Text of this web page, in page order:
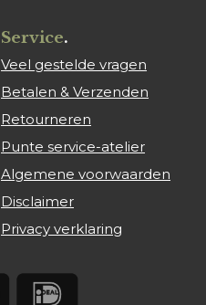
Service.
Veel gestelde vragen
Betalen & Verzenden
Retourneren
Punte service-atelier
Algemene voorwaarden
Disclaimer
Privacy verklaring